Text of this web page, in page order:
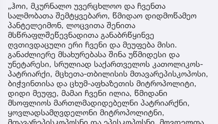
„ჰოი, მკურნალო უვერცხლოო და ჩვენთა
სალმობათა შემტყვებარო, წმიდაო დიდმოწამეო
პანტელეიმონ, ლოცვითა შენითა
მსწრაფლშეწევნადითა განაბრწყინვე
ღვთივდაცული ერი ჩვენი და მეუფება მისი.
განაძლიერე მსახურებასა შინა უწმიდესი და
უნეტარესი, სრულიად საქართველოს კათოლიკოს-
პატრიარქი, მცხეთა-თბილისის მთავარეპისკოპოსი,
ბიჭვინთისა და ცხუმ-აფხაზეთის მიტროპოლიტი,
დიდი მეუფე, მამაი ჩვენი ილია, წმიდანი
მსოფლიოს მართლმადიდებელნი პატრიარქნი,
ყოვლადსამღვდელონი მიტროპოლიტნი,
მთავარეპისკოპოსნი და ეპისკოპოსნი. მღვდელთა